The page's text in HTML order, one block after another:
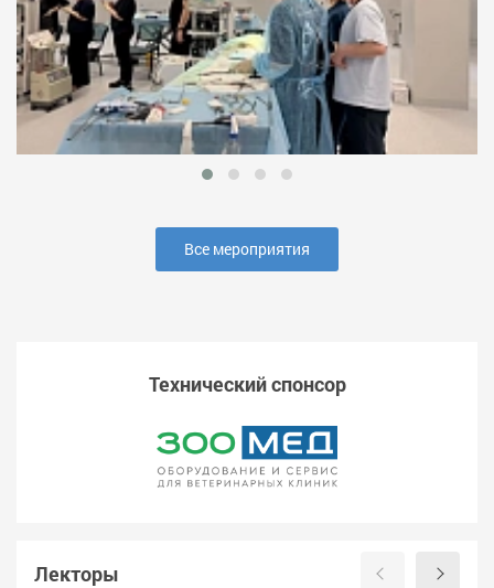
Технический спонсор
Лекторы
Все мероприятия